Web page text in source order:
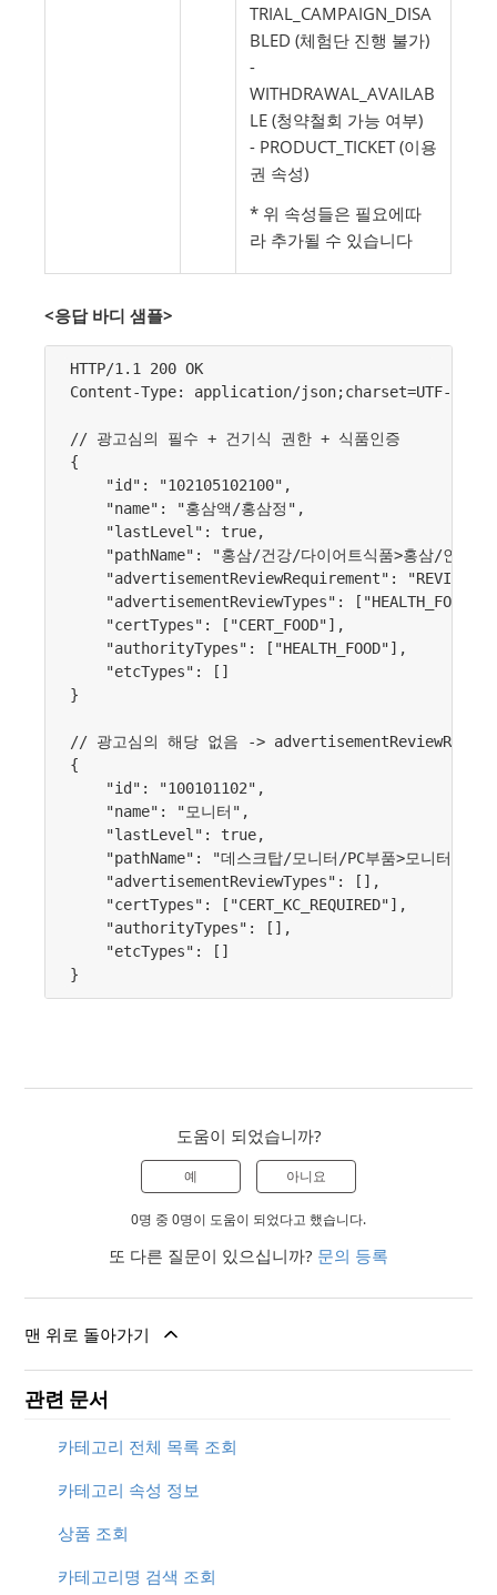
TRIAL_CAMPAIGN_DISA
BLED (체험단 진행 불가)
-
WITHDRAWAL_AVAILAB
LE (청약철회 가능 여부)
- PRODUCT_TICKET (이용
권 속성)
* 위 속성들은 필요에따
라 추가될 수 있습니다
<응답 바디 샘플>
HTTP/1.1 200 OK
Content-Type: application/json;charset=UTF-8
// 광고심의 필수 + 건기식 권한 + 식품인증
{
    "id": "102105102100",
    "name": "홍삼액/홍삼정",
    "lastLevel": true,
"pathName": "홍삼/건강/다이어트식품>홍삼/인삼>
"advertisementReviewRequirement":
"advertisementReviewTypes":
    "certTypes": ["CERT_FOOD"],
    "authorityTypes": ["HEALTH_FOOD"],
    "etcTypes": []
}
// 광고심의 해당 없음 ->
{
    "id": "100101102",
    "name": "모니터",
    "lastLevel": true,
    "pathName": "데스크탑/모니터/PC부품>모니터",
    "advertisementReviewTypes": [],
    "certTypes": ["CERT_KC_REQUIRED"],
    "authorityTypes": [],
    "etcTypes": []
도움이 되었습니까?
예 아니요
0명 중 0명이 도움이 되었다고 했습니다.
또 다른 질문이 있으십니까? 문의 등록
맨 위로 돌아가기
관련 문서
카테고리 전체 목록 조회
카테고리 속성 정보
상품 조회
카테고리명 검색 조회